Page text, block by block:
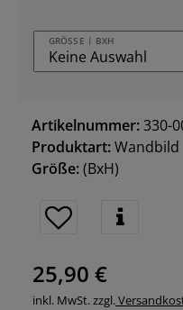
GRÖSSE | BXH
Artikelnummer:330-
Produktart:Wandbild
Größe:(BxH)
25,90 €
inkl. MwSt. zzgl.